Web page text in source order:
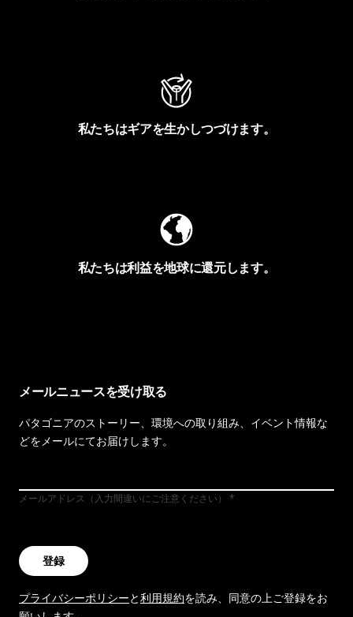
私たちはギアを生かしつづけます。
私たちは利益を地球に還元します。
メールニュースを受け取る
パタゴニアのストーリー、環境への取り組み、イベント情報な
どをメールにてお届けします。
メールアドレス（入力間違いにご注意ください）
登録
プライバシーポリシーと利用規約を読み、同意の上ご登録をお